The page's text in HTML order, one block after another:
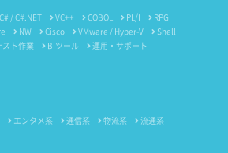
C# / C#.NET VC++ COBOL PL/I
RPG
NW Cisco VMware / Hyper-V
Shell
スト作業 BIツール 運用・サポート
エンタメ系 通信系 物流系 流通系